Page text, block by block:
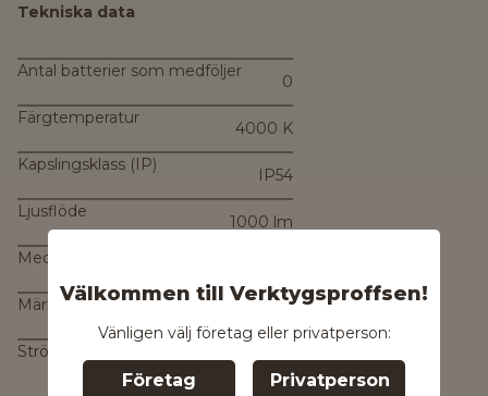
Välkommen till Verktygsproffsen!
Vänligen välj företag eller privatperson:
Företag Privatperson
Tekniska data
Antal batterier som medföljer
0
Färgtemperatur
4000 K
Kapslingsklass (IP)
IP54
Ljusflöde
1000 lm
Med batteriladdare
Märkspänning
Strömförsörjning
Batteri
(uppladdningsbart)